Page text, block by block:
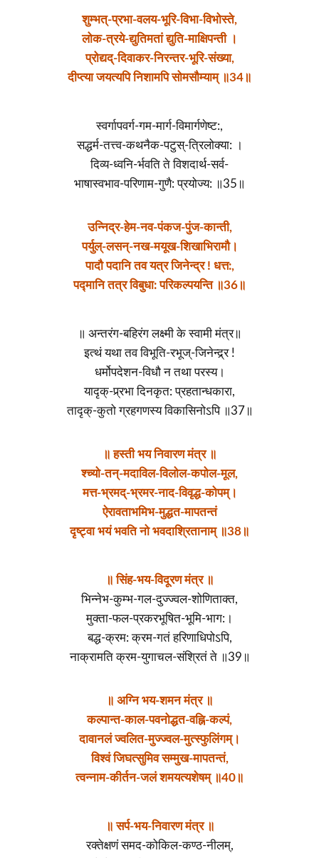
शुम्भत्-प्रभा-वलय-भूरि-विभा-विभोस्ते,
लोक-त्रये-द्युतिमतां द्युति-माक्षिपन्ती ।
प्रोद्यद्-दिवाकर-निरन्तर-भूरि-संख्या,
दीप्त्या जयत्यपि निशामपि सोमसौम्याम् ॥34॥
स्वर्गापवर्ग-गम-मार्ग-विमार्गणेष्ट:,
सद्धर्म-तत्त्व-कथनैक-पटुस्-त्रिलोक्या: ।
दिव्य-ध्वनि-र्भवति ते विशदार्थ-सर्व-
भाषास्वभाव-परिणाम-गुणै: प्रयोज्य: ॥35॥
उन्निद्र-हेम-नव-पंकज-पुंज-कान्ती,
पर्युल्-लसन्-नख-मयूख-शिखाभिरामौ।
पादौ पदानि तव यत्र जिनेन्द्र ! धत्त:,
पद्मानि तत्र विबुधा: परिकल्पयन्ति ॥36॥
॥ अन्तरंग-बहिरंग लक्ष्मी के स्वामी मंत्र॥
इत्थं यथा तव विभूति-रभूज्-जिनेन्द्र्र !
धर्मोपदेशन-विधौ न तथा परस्य।
यादृक्-प्र्रभा दिनकृत: प्रहतान्धकारा,
तादृक्-कुतो ग्रहगणस्य विकासिनोऽपि ॥37॥
॥ हस्ती भय निवारण मंत्र ॥
श्च्यो-तन्-मदाविल-विलोल-कपोल-मूल,
मत्त-भ्रमद्-भ्रमर-नाद-विवृद्ध-कोपम्।
ऐरावताभमिभ-मुद्धत-मापतन्तं
दृष्ट्वा भयं भवति नो भवदाश्रितानाम् ॥38॥
॥ सिंह-भय-विदूरण मंत्र ॥
भिन्नेभ-कुम्भ-गल-दुज्ज्वल-शोणिताक्त,
मुक्ता-फल-प्रकरभूषित-भूमि-भाग:।
बद्ध-क्रम: क्रम-गतं हरिणाधिपोऽपि,
नाक्रामति क्रम-युगाचल-संश्रितं ते ॥39॥
॥ अग्नि भय-शमन मंत्र ॥
कल्पान्त-काल-पवनोद्धत-वह्नि-कल्पं,
दावानलं ज्वलित-मुज्ज्वल-मुत्स्फुलिंगम्।
विश्वं जिघत्सुमिव सम्मुख-मापतन्तं,
त्वन्नाम-कीर्तन-जलं शमयत्यशेषम् ॥40॥
॥ सर्प-भय-निवारण मंत्र ॥
रक्तेक्षणं समद-कोकिल-कण्ठ-नीलम्,